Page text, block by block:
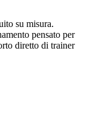
su misura.
pensato per
diretto di trainer